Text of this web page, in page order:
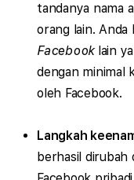
tandanya nama
orang lain. Anda
Facebooklain
dengan minimal
oleh Facebook.
Langkah
berhasil dirubah